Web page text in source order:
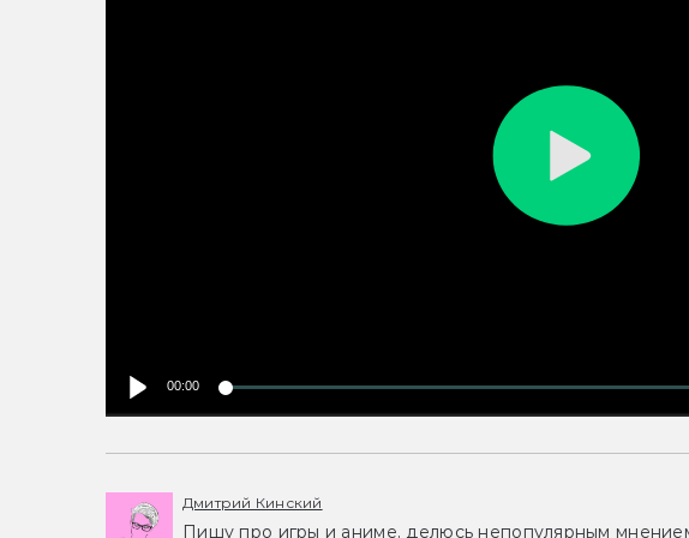
00:00
Дмитрий Кинский
Пишу про игры и аниме, делюсь непопулярным